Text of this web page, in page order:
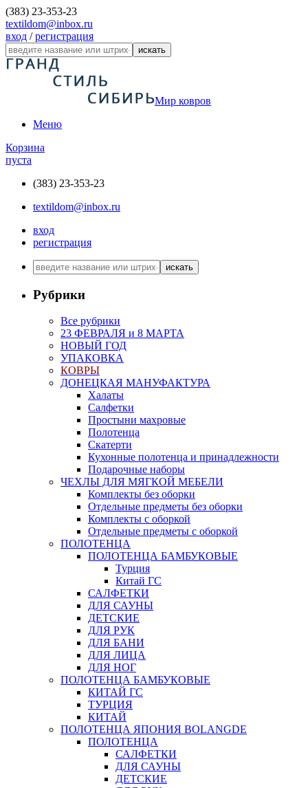
(383) 23-353-23
textildom@inbox.ru
вход /регистрация
искать
Мир ковров
Меню
Корзина
пуста
(383) 23-353-23
textildom@inbox.ru
вход
регистрация
искать
Рубрики
Все рубрики
23 ФЕВРАЛЯ и 8 МАРТА
НОВЫЙ ГОД
УПАКОВКА
КОВРЫ
ДОНЕЦКАЯ МАНУФАКТУРА
Халаты
Салфетки
Простыни махровые
Полотенца
Скатерти
Кухонные полотенца и принадлежности
Подарочные наборы
ЧЕХЛЫ ДЛЯ МЯГКОЙ МЕБЕЛИ
Комплекты без оборки
Отдельные предметы без оборки
Комплекты с оборкой
Отдельные предметы с оборкой
ПОЛОТЕНЦА
ПОЛОТЕНЦА БАМБУКОВЫЕ
Турция
Китай ГС
САЛФЕТКИ
ДЛЯ САУНЫ
ДЕТСКИЕ
ДЛЯ РУК
ДЛЯ БАНИ
ДЛЯ ЛИЦА
ДЛЯ НОГ
ПОЛОТЕНЦА БАМБУКОВЫЕ
КИТАЙ ГС
ТУРЦИЯ
КИТАЙ
ПОЛОТЕНЦА ЯПОНИЯ BOLANGDE
ПОЛОТЕНЦА
САЛФЕТКИ
ДЛЯ САУНЫ
ДЕТСКИЕ